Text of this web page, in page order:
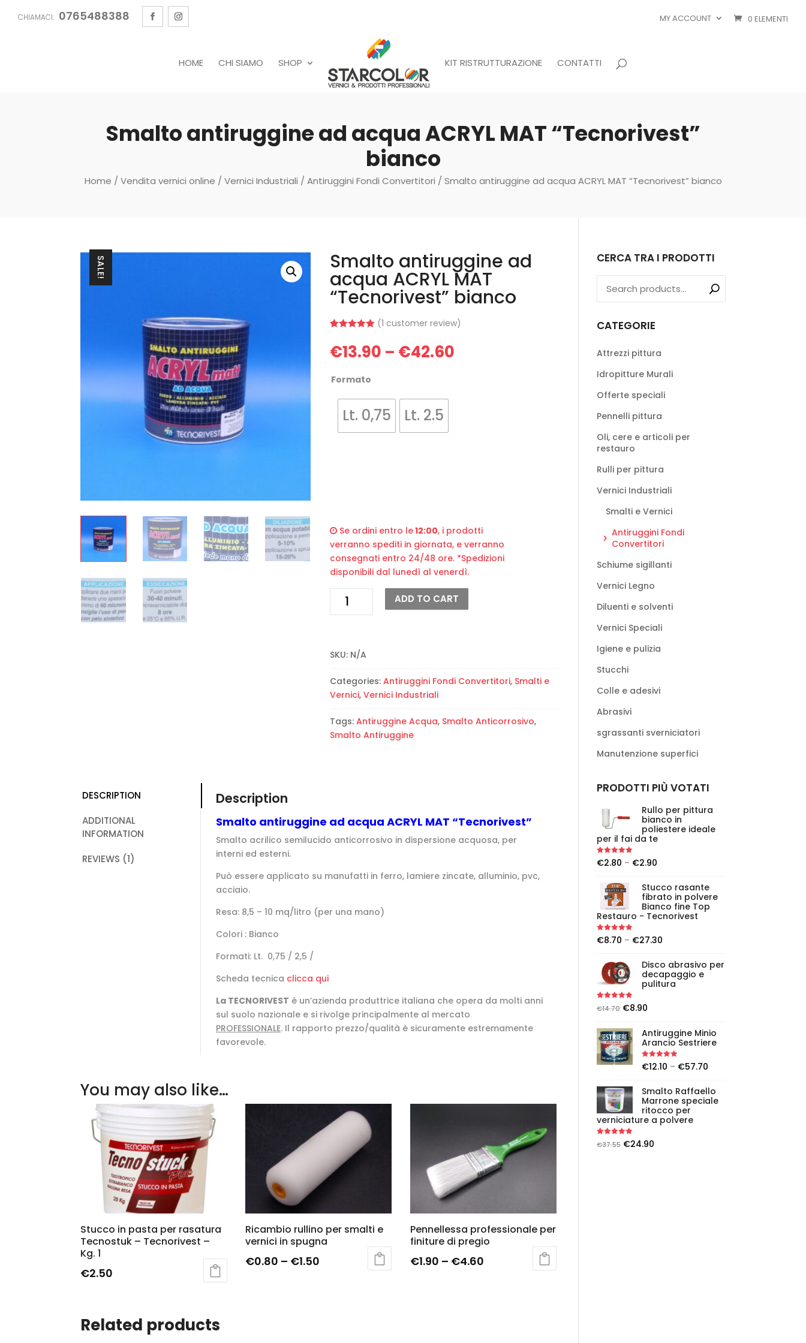
CHIAMACI: 0765488388 MY ACCOUNT 0 ELEMENTI
HOME CHI SIAMO SHOP KIT RISTRUTTURAZIONE CONTATTI
Smalto antiruggine ad acqua ACRYL MAT “Tecnorivest”
bianco
Home / Vendita vernici online / Vernici Industriali / Antiruggini Fondi Convertitori / Smalto antiruggine ad acqua ACRYL MAT “Tecnorivest” bianco
SALE! Smalto antiruggine ad
acqua ACRYL MAT
“Tecnorivest” bianco
out of 5
based on
(1 customer review)
€13.90 – €42.60
Formato
Lt. 0,75 Lt. 2.5
Se ordini entro le12:00, i prodotti
verranno spediti in giornata, e verranno
consegnati entro 24/48 ore. *Spedizioni
disponibili dal lunedì al venerdì.
Smalto
antiruggine
ACRYL
“Tecnorivest”
bianco
ADD TO CART
SKU: N/A
Categories: Antiruggini Fondi Convertitori, Smalti e
Vernici, Vernici Industriali
Tags: Antiruggine Acqua, Smalto Anticorrosivo,
Smalto Antiruggine
DESCRIPTION
ADDITIONAL
INFORMATION
REVIEWS (1)
Description
Smalto antiruggine ad acqua ACRYL MAT “Tecnorivest”
Smalto acrilico semilucido anticorrosivo in dispersione acquosa, per
interni ed esterni.
Può essere applicato su manufatti in ferro, lamiere zincate, alluminio, pvc,
acciaio.
Resa: 8,5 – 10 mq/litro (per una mano)
Colori : Bianco
Formati: Lt. 0,75 / 2,5 /
Scheda tecnica clicca qui
La TECNORIVEST è un’azienda produttrice italiana che opera da molti anni
sul suolo nazionale e si rivolge principalmente al mercato
PROFESSIONALE. Il rapporto prezzo/qualità è sicuramente estremamente
favorevole.
You may also like…
Stucco in pasta per rasatura
Tecnostuk – Tecnorivest –
Kg. 1
€2.50
Ricambio rullino per smalti e
vernici in spugna
€0.80 – €1.50
Pennellessa professionale per
finiture di pregio
€1.90 – €4.60
Related products
CERCA TRA I PRODOTTI
CATEGORIE
Attrezzi pittura
Idropitture Murali
Offerte speciali
Pennelli pittura
Oli, cere e articoli per
restauro
Rulli per pittura
Vernici Industriali
Smalti e Vernici
Antiruggini Fondi
Convertitori
Schiume sigillanti
Vernici Legno
Diluenti e solventi
Vernici Speciali
Igiene e pulizia
Stucchi
Colle e adesivi
Abrasivi
sgrassanti sverniciatori
Manutenzione superfici
PRODOTTI PIÙ VOTATI
Rullo per pittura
bianco in
poliestere ideale
per il fai da te
Rated5.00
out of 5
€2.80 – €2.90
Stucco rasante
fibrato in polvere
Bianco fine Top
Restauro - Tecnorivest
Rated5.00
out of 5
€8.70 – €27.30
Disco abrasivo per
decapaggio e
pulitura
Rated5.00
out of 5
€14.70 €8.90
Antiruggine Minio
Arancio Sestriere
Rated 5.00
out of 5
€12.10 – €57.70
Smalto Raffaello
Marrone speciale
ritocco per
verniciature a polvere
Rated5.00
out of 5
€37.55 €24.90